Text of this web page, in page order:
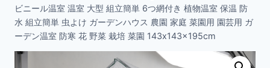
ビニール温室 温室 大型 組立簡単 6つ網付き 植物温室 保温 防
水 組立簡単 虫よけ ガーデンハウス 農園 家庭 菜園用 園芸用 ガ
ーデン温室 防寒 花 野菜 栽培 菜園 143x143x195cm